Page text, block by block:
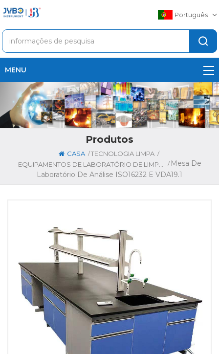
Português
MENU
Produtos
CASA /TECNOLOGIA LIMPA /
/ Mesa De
Laboratório De Análise ISO16232 E VDA19.1